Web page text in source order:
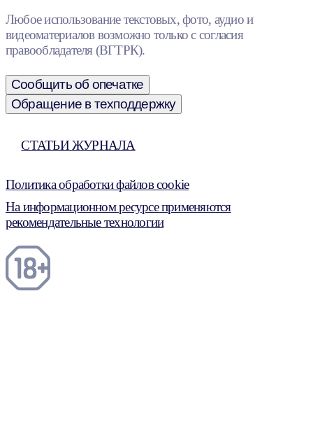
Любое использование текстовых, фото, аудио и
видеоматериалов возможно только с согласия
правообладателя (ВГТРК).
Сообщить об опечатке
Обращение в техподдержку
СТАТЬИ ЖУРНАЛА
Политика обработки файлов cookie
На информационном ресурсе применяются
рекомендательные технологии